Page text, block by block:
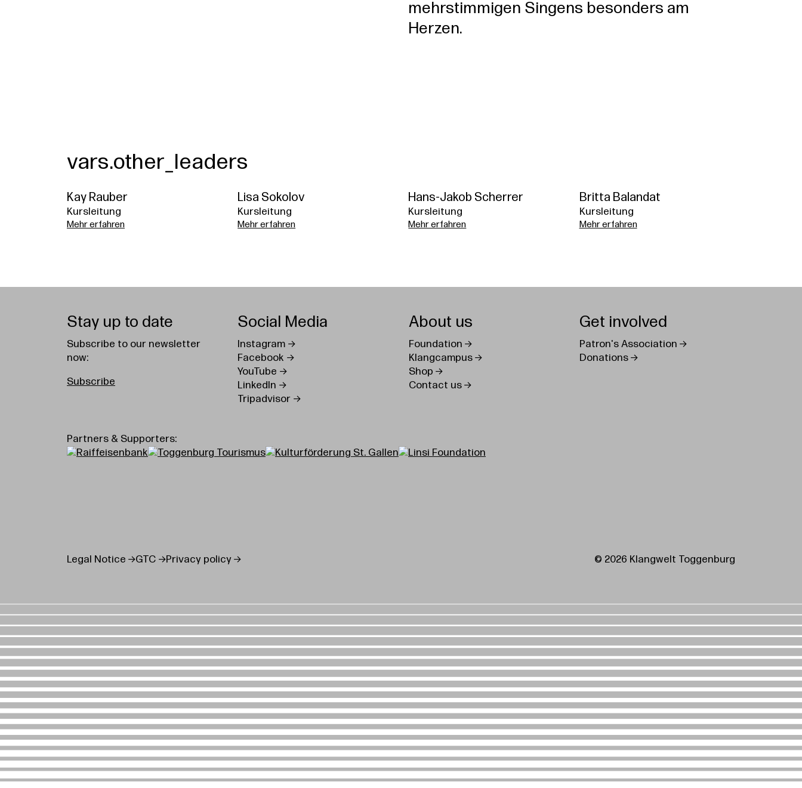
mehrstimmigen Singens besonders am
Herzen.
vars.other_leaders
Kay Rauber
Kursleitung
Mehr erfahren
Lisa Sokolov
Kursleitung
Mehr erfahren
Hans-Jakob Scherrer
Kursleitung
Mehr erfahren
Britta Balandat
Kursleitung
Mehr erfahren
Stay up to date
Subscribe to our newsletter
now:
Subscribe
Social Media
Instagram
Facebook
YouTube
LinkedIn
Tripadvisor
About us
Foundation
Klangcampus
Shop
Contact us
Get involved
Patron's Association
Donations
Partners & Supporters:
Legal Notice GTC Privacy policy © 2026 Klangwelt Toggenburg